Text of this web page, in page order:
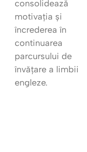
consolidează
motivația și
încrederea în
continuarea
parcursului de
învățare a limbii
engleze.